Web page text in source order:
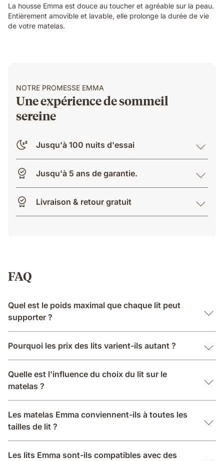
La housse Emma est douce au toucher et agréable sur la peau.
Entièrement amovible et lavable, elle prolonge la durée de vie
de votre matelas.
NOTRE PROMESSE EMMA
Une expérience de sommeil
sereine
Jusqu'à 100 nuits d'essai
Jusqu'à 5 ans de garantie.
Livraison & retour gratuit
FAQ
Quel est le poids maximal que chaque lit peut
supporter ?
Pourquoi les prix des lits varient-ils autant ?
Quelle est l'influence du choix du lit sur le
matelas ?
Les matelas Emma conviennent-ils à toutes les
tailles de lit ?
Les lits Emma sont-ils compatibles avec des